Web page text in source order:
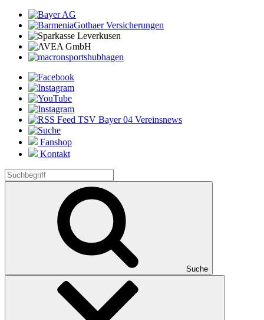
Fanshop
Kontakt
Suche